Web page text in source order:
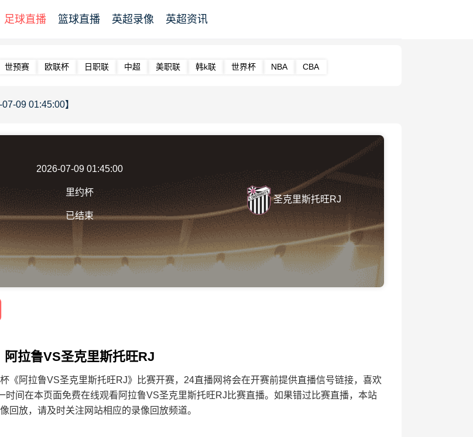
足球直播 篮球直播 英超录像 英超资讯
世预赛 欧联杯 日职联 中超 美职联 韩k联 世界杯 NBA CBA
09 01:45:00】
2026-07-09 01:45:00
里约杯
已结束
圣克里斯托旺RJ
阿拉鲁VS圣克里斯托旺RJ
《阿拉鲁VS圣克里斯托旺RJ》比赛开赛，24直播网将会在开赛前提供直播信号链接，喜欢
间在本页面免费在线观看阿拉鲁VS圣克里斯托旺RJ比赛直播。如果错过比赛直播，本站
回放，请及时关注网站相应的录像回放频道。